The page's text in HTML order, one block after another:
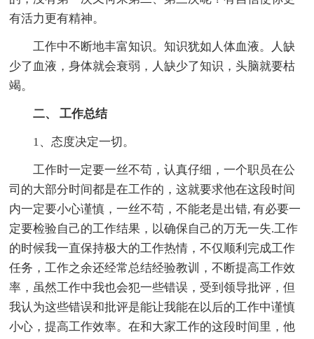
有活力更有精神。
工作中不断地丰富知识。知识犹如人体血液。人缺
少了血液，身体就会衰弱，人缺少了知识，头脑就要枯
竭。
二、 工作总结
1、态度决定一切。
工作时一定要一丝不苟，认真仔细，一个职员在公
司的大部分时间都是在工作的，这就要求他在这段时间
内一定要小心谨慎，一丝不苟，不能老是出错, 有必要一
定要检验自己的工作结果，以确保自己的万无一失.工作
的时候我一直保持极大的工作热情，不仅顺利完成工作
任务，工作之余还经常总结经验教训，不断提高工作效
率，虽然工作中我也会犯一些错误，受到领导批评，但
我认为这些错误和批评是能让我能在以后的工作中谨慎
小心，提高工作效率。在和大家工作的这段时间里，他